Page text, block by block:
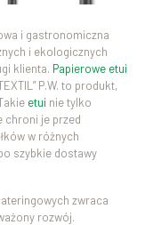
i gastronomiczna
i ekologicznych
klienta. Papierowe etui
P.W. to produkt,
etui nie tylko
chroni je przed
w różnych
szybkie dostawy
zwraca
rozwój.